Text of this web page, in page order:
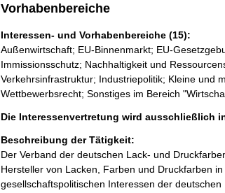
Vorhabenbereiche
Interessen- und Vorhabenbereiche (15):
Außenwirtschaft; EU-Binnenmarkt; EU-
Immissionsschutz; Nachhaltigkeit und
Verkehrsinfrastruktur; Industriepolitik; Kleine und
Wettbewerbsrecht; Sonstiges im Bereich
Die Interessenvertretung wird ausschließlich
Beschreibung der Tätigkeit:
Der Verband der deutschen Lack- und
Hersteller von Lacken, Farben und Druckfarben
gesellschaftspolitischen Interessen der